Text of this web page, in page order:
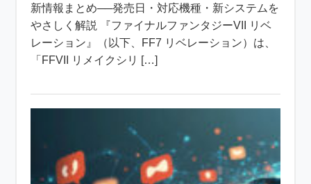
新情報まとめ──発売日・対応機種・新システムを
やさしく解説 『ファイナルファンタジーVII リベ
レーション』（以下、FF7 リベレーション）は、
「FFVII リメイクシリ […]